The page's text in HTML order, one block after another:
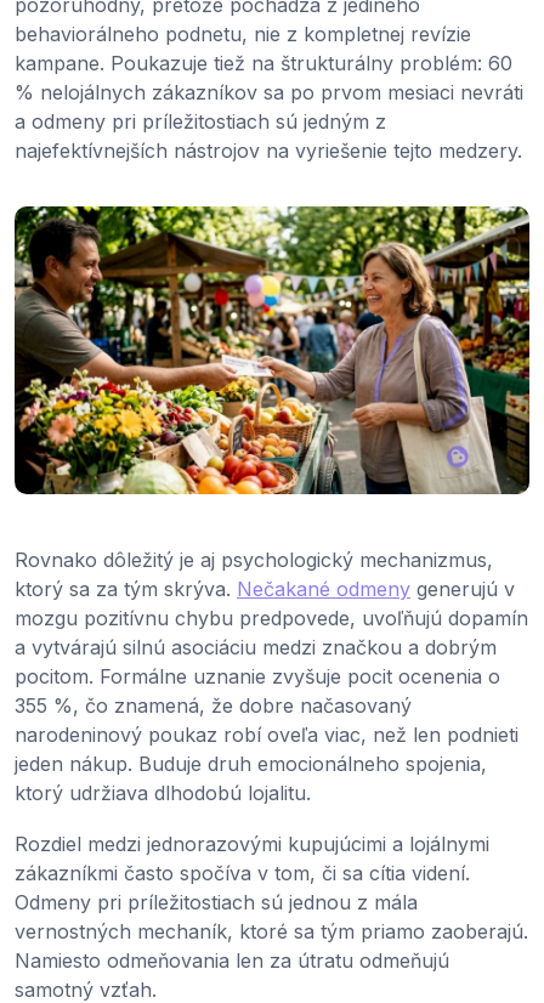
pozoruhodný, pretože pochádza z jediného
behaviorálneho podnetu, nie z kompletnej revízie
kampane. Poukazuje tiež na štrukturálny problém: 60
% nelojálnych zákazníkov sa po prvom mesiaci nevráti
a odmeny pri príležitostiach sú jedným z
najefektívnejších nástrojov na vyriešenie tejto medzery.
Rovnako dôležitý je aj psychologický mechanizmus,
ktorý sa za tým skrýva. Nečakané odmeny generujú v
mozgu pozitívnu chybu predpovede, uvoľňujú dopamín
a vytvárajú silnú asociáciu medzi značkou a dobrým
pocitom. Formálne uznanie zvyšuje pocit ocenenia o
355 %, čo znamená, že dobre načasovaný
narodeninový poukaz robí oveľa viac, než len podnieti
jeden nákup. Buduje druh emocionálneho spojenia,
ktorý udržiava dlhodobú lojalitu.
Rozdiel medzi jednorazovými kupujúcimi a lojálnymi
zákazníkmi často spočíva v tom, či sa cítia videní.
Odmeny pri príležitostiach sú jednou z mála
vernostných mechaník, ktoré sa tým priamo zaoberajú.
Namiesto odmeňovania len za útratu odmeňujú
samotný vzťah.